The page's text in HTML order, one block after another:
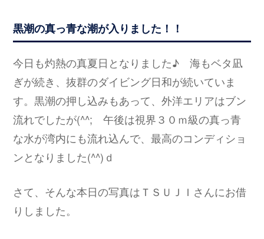
黒潮の真っ青な潮が入りました！！
今日も灼熱の真夏日となりました♪ 海もベタ凪
ぎが続き、抜群のダイビング日和が続いていま
す。黒潮の押し込みもあって、外洋エリアはブン
流れでしたが(^^; 午後は視界３０ｍ級の真っ青
な水が湾内にも流れ込んで、最高のコンディショ
ンとなりました(^^)ｄ
さて、そんな本日の写真はＴＳＵＪＩさんにお借
りしました。